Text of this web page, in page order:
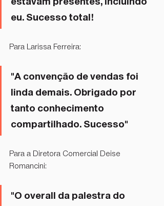
eu. Sucesso total!
Para Larissa Ferreira:
"A convenção de vendas foi
linda demais. Obrigado por
tanto conhecimento
compartilhado. Sucesso"
Para a Diretora Comercial Deise
Romancini:
"O overall da palestra do